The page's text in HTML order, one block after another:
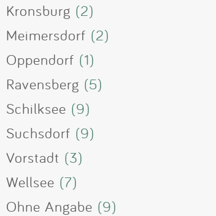
Kronsburg (2)
Meimersdorf (2)
Oppendorf (1)
Ravensberg (5)
Schilksee (9)
Suchsdorf (9)
Vorstadt (3)
Wellsee (7)
Ohne Angabe (9)